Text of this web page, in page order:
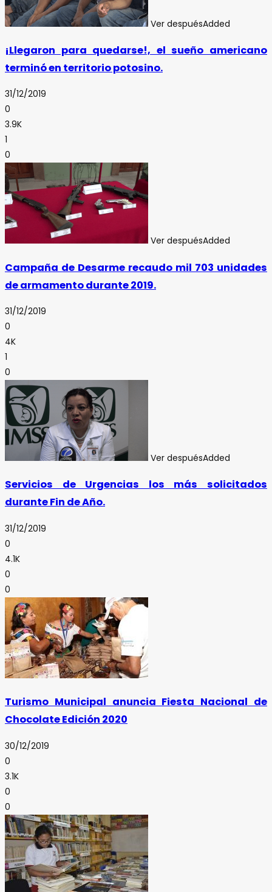
Ver despuésAdded
¡Llegaron para quedarse!, el sueño americano
terminó en territorio potosino.
31/12/2019
0
3.9K
1
0
Ver despuésAdded
Campaña de Desarme recaudo mil 703 unidades
de armamento durante 2019.
31/12/2019
0
4K
1
0
Ver despuésAdded
Servicios de Urgencias los más solicitados
durante Fin de Año.
31/12/2019
0
4.1K
0
0
Turismo Municipal anuncia Fiesta Nacional de
Chocolate Edición 2020
30/12/2019
0
3.1K
0
0